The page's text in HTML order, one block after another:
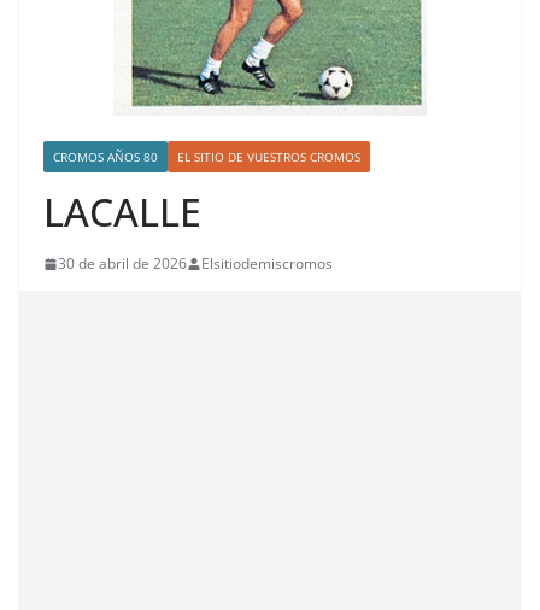
CROMOS AÑOS 80 EL SITIO DE VUESTROS CROMOS
LACALLE
30 de abril de 2026 Elsitiodemiscromos